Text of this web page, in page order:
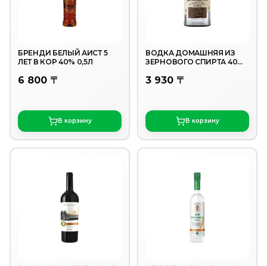
БРЕНДИ БЕЛЫЙ АИСТ 5
ЛЕТ В КОР 40% 0,5Л
6 800 〒
В корзину
ВОДКА ДОМАШНЯЯ ИЗ
ЗЕРНОВОГО СПИРТА 40%
3 930 〒
В корзину